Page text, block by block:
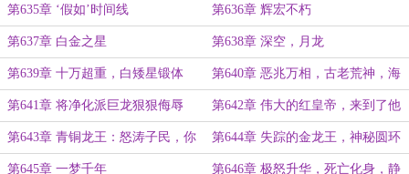
月票）
第635章 ‘假如’时间线 第636章 辉宏不朽
第637章 白金之星 第638章 深空，月龙
第639章 十万超重，白矮星锻体
（求月票）
第640章 恶兆万相，古老荒神，海
域之争
第641章 将净化派巨龙狠狠侮辱 第642章 伟大的红皇帝，来到了他
忠诚的怒涛之域（求下月票）
第643章 青铜龙王：怒涛子民，你
们的王即将归来
第644章 失踪的金龙王，神秘圆环
第645章 一梦千年 第646章 极怒升华，死亡化身，静